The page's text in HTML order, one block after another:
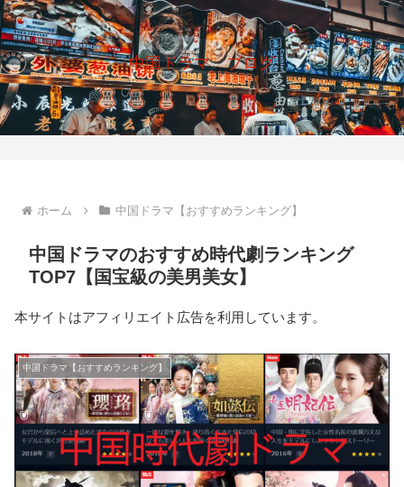
中国ドラマ ブログ
ホーム 中国ドラマ【おすすめランキング】
中国ドラマのおすすめ時代劇ランキング
TOP7【国宝級の美男美女】
本サイトはアフィリエイト広告を利用しています。
中国ドラマ【おすすめランキング】